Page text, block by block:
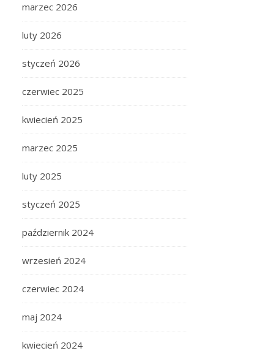
marzec 2026
luty 2026
styczeń 2026
czerwiec 2025
kwiecień 2025
marzec 2025
luty 2025
styczeń 2025
październik 2024
wrzesień 2024
czerwiec 2024
maj 2024
kwiecień 2024